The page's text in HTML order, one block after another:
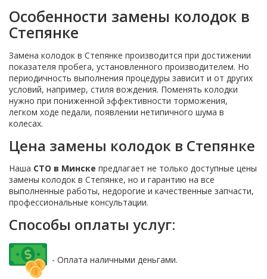
Особенности замены колодок в
Степянке
Замена колодок в Степянке производится при достижении
показателя пробега, установленного производителем. Но
периодичность выполнения процедуры зависит и от других
условий, например, стиля вождения. Поменять колодки
нужно при пониженной эффективности торможения,
легком ходе педали, появлении нетипичного шума в
колесах.
Цена замены колодок в Степянке
Наша СТО в Минске предлагает не только доступные цены
замены колодок в Степянке, но и гарантию на все
выполненные работы, недорогие и качественные запчасти,
профессиональные консультации.
Способы оплаты услуг:
- Оплата наличными деньгами.